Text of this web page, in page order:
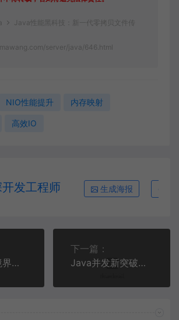
Java性能黑科技：新一代零拷贝文件传
server/java/646.html
NIO性能提升 内存映射
高效IO
发工程师 生成海报
Java并发新境界：构建高性能无锁线程安全队列系统
下一篇：
Java并发新突破：高性能异步任务编排框架实战